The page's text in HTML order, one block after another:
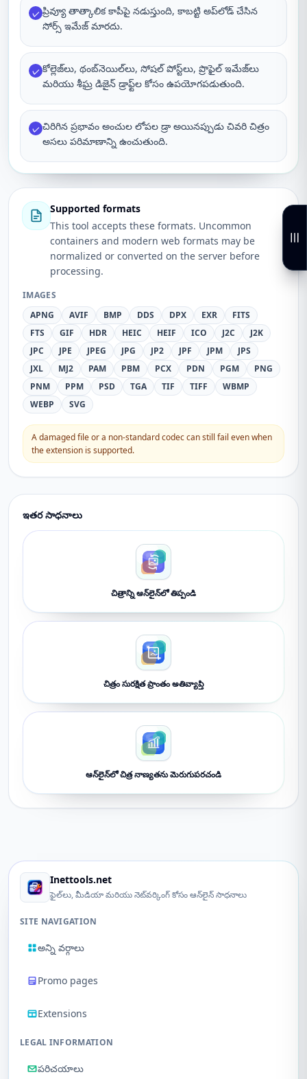
✓ ప్రివ్యూ తాత్కాలిక కాపీపై నడుస్తుంది, కాబట్టి అప్‌లోడ్ చేసిన
సోర్స్ ఇమేజ్ మారదు.
✓ కోల్లెజ్‌లు, థంబ్‌నెయిల్‌లు, సోషల్ పోస్ట్‌లు, ప్రొఫైల్ ఇమేజ్‌లు
మరియు శీఘ్ర డిజైన్ డ్రాఫ్ట్‌ల కోసం ఉపయోగపడుతుంది.
✓ చిరిగిన ప్రభావం అంచుల లోపల డ్రా అయినప్పుడు చివరి చిత్రం
అసలు పరిమాణాన్ని ఉంచుతుంది.
Supported formats
This tool accepts these formats. Uncommon
containers and modern web formats may be
normalized or converted on the server before
processing.
IMAGES
APNG
AVIF BMP DDS DPX EXR
FITS
FTS
GIF HDR HEIC HEIF ICO J2C
J2K
JPC
JPE JPEG JPG JP2 JPF JPM
JPS
JXL
MJ2 PAM PBM PCX PDN PGM
PNG
PNM
PPM PSD TGA TIF TIFF
WBMP
WEBP
SVG
A damaged file or a non-standard codec can still fail even when
the extension is supported.
ఇతర సాధనాలు
చిత్రాన్ని ఆన్‌లైన్‌లో తిప్పండి
చిత్రం సురక్షిత ప్రాంతం అతివ్యాప్తి
ఆన్‌లైన్‌లో చిత్ర నాణ్యతను మెరుగుపరచండి
Inettools.net
ఫైల్‌లు, మీడియా మరియు నెట్‌వర్కింగ్ కోసం ఆన్‌లైన్ సాధనాలు
SITE NAVIGATION
అన్ని వర్గాలు
Promo pages
Extensions
LEGAL INFORMATION
పరిచయాలు